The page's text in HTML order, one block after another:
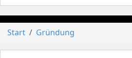
Start Gründung